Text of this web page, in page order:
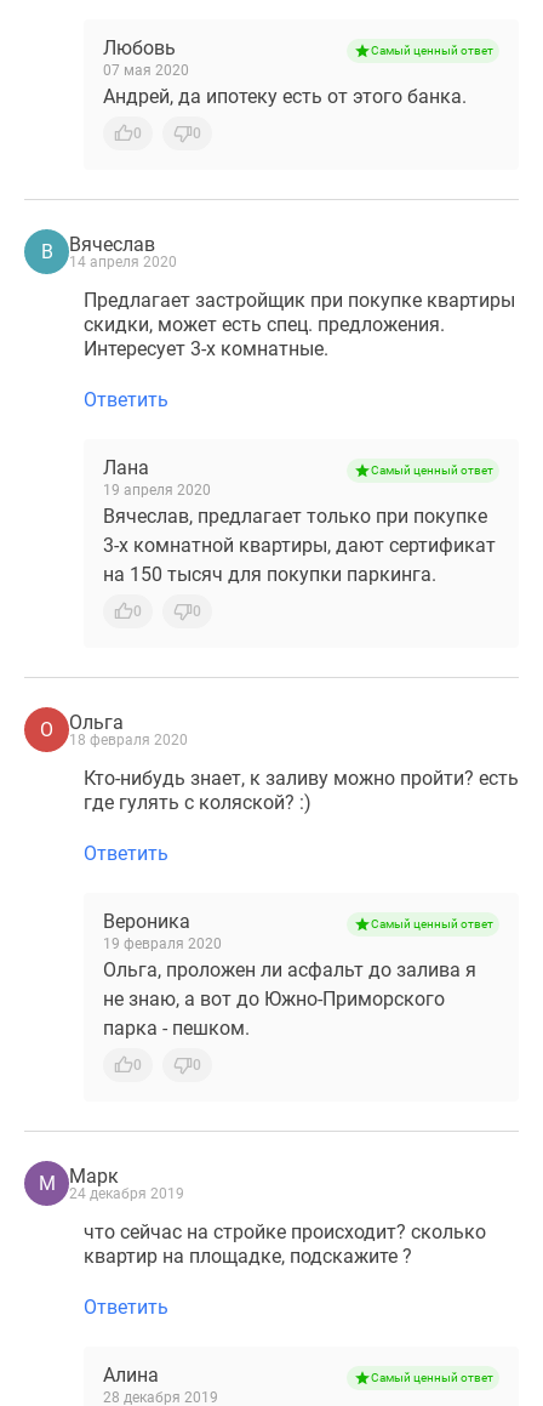
Любовь
07 мая 2020
Самый ценный ответ
Андрей, да ипотеку есть от этого банка.
0 0
В Вячеслав
14 апреля 2020
Предлагает застройщик при покупке квартиры
скидки, может есть спец. предложения.
Интересует 3-х комнатные.
Ответить
Лана
19 апреля 2020
Самый ценный ответ
Вячеслав, предлагает только при покупке
3-х комнатной квартиры, дают сертификат
на 150 тысяч для покупки паркинга.
0 0
О Ольга
18 февраля 2020
Кто-нибудь знает, к заливу можно пройти? есть
где гулять с коляской? :)
Ответить
Вероника
19 февраля 2020
Самый ценный ответ
Ольга, проложен ли асфальт до залива я
не знаю, а вот до Южно-Приморского
парка - пешком.
0 0
М Марк
24 декабря 2019
что сейчас на стройке происходит? сколько
квартир на площадке, подскажите ?
Ответить
Алина
28 декабря 2019
Самый ценный ответ